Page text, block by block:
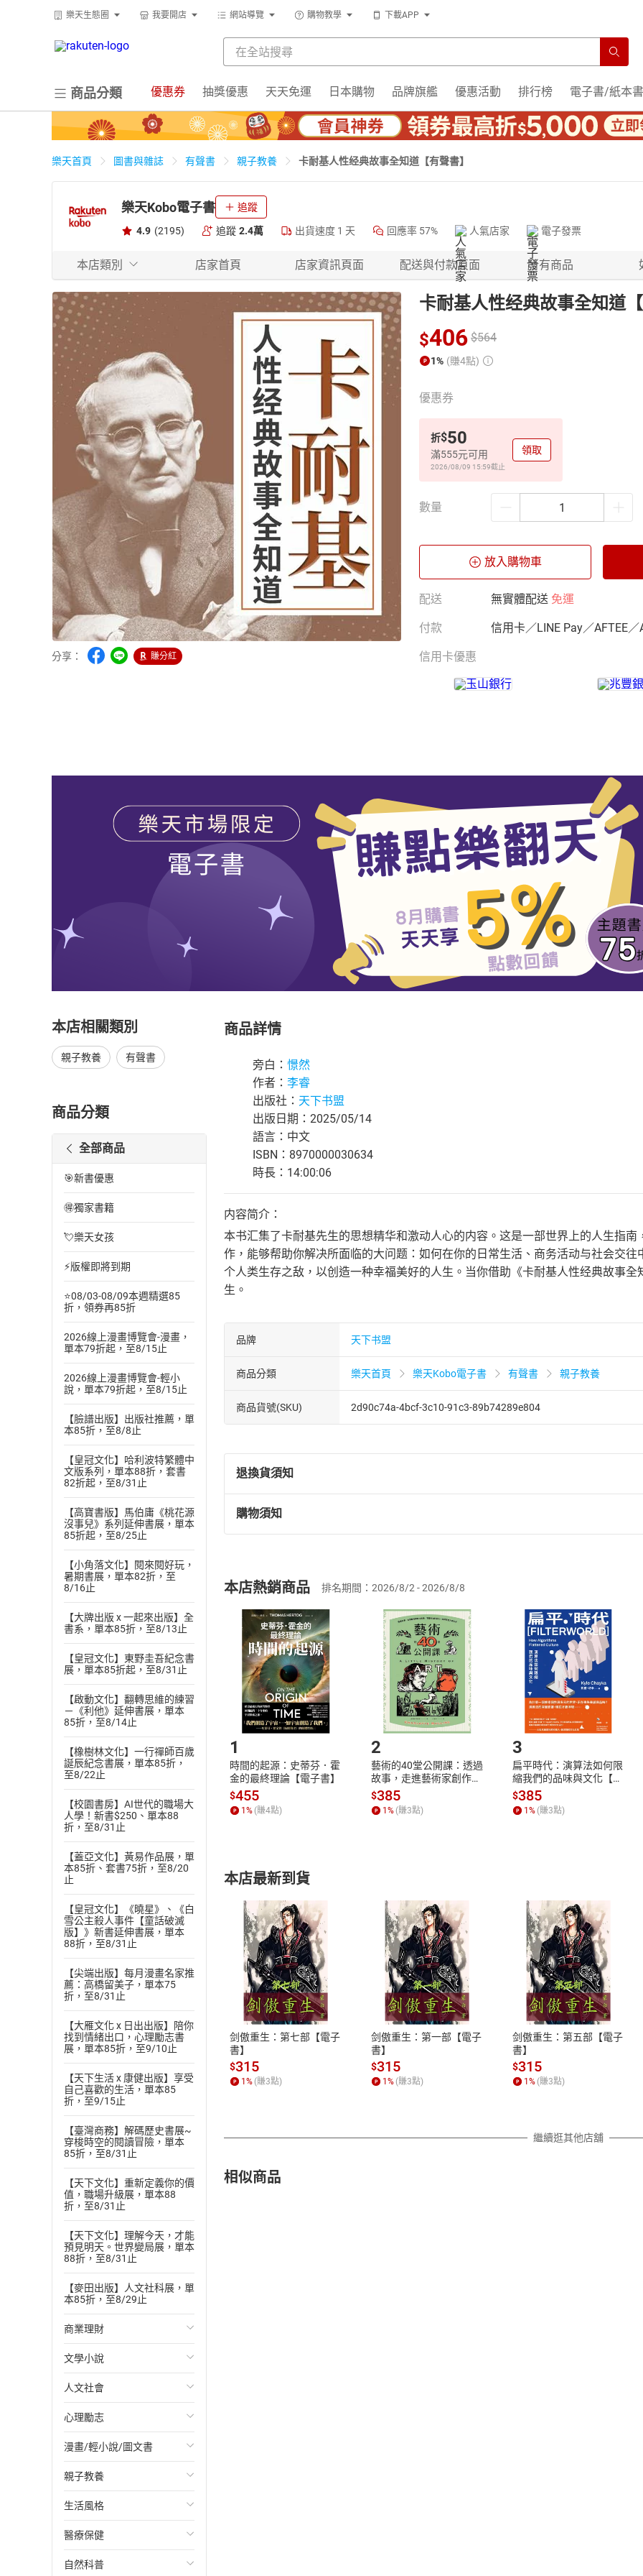
樂天生態圈 我要開店 網站導覽 購物教學 下載APP
商品分類 優惠券 抽獎優惠 天天免運 日本購物 品牌旗艦 優惠活動 排行榜 電子書/紙本書
樂天首頁 圖書與雜誌 有聲書 親子教養 卡耐基人性经典故事全知道【有聲書】
樂天Kobo電子書 追蹤
4.9 (2195) 追蹤 2.4萬 出貨速度 1 天 回應率 57% 人氣店家 電子發票
本店類別 店家首頁 店家資訊頁面 配送與付款頁面 所有商品
分享： 賺分紅
卡耐基人性经典故事全知道
$406 $564
1% (賺4點)
優惠券
折$50
滿555元可用
2026/08/09 15:59截止
領取
數量
放入購物車
配送 無實體配送 免運
付款 信用卡／LINE Pay／AFTEE／
信用卡優惠
本店相關類別
親子教養 有聲書
商品分類
全部商品
🎯新書優惠
🉐獨家書籍
💘樂天女孩
⚡版權即將到期
⭐08/03-08/09本週精選85
折，領券再85折
2026線上漫畫博覽會-漫畫，
單本79折起，至8/15止
2026線上漫畫博覽會-輕小
說，單本79折起，至8/15止
【臉譜出版】出版社推薦，單
本85折，至8/8止
【皇冠文化】哈利波特繁體中
文版系列，單本88折，套書
82折起，至8/31止
【高寶書版】馬伯庸《桃花源
沒事兒》系列延伸書展，單本
85折起，至8/25止
【小角落文化】閱來閱好玩，
暑期書展，單本82折，至
8/16止
【大牌出版 x 一起來出版】全
書系，單本85折，至8/13止
【皇冠文化】東野圭吾紀念書
展，單本85折起，至8/31止
【啟動文化】翻轉思維的練習
－《利他》延伸書展，單本
85折，至8/14止
【橡樹林文化】一行禪師百歲
誕辰紀念書展，單本85折，
至8/22止
【校園書房】AI世代的職場大
人學！新書$250、單本88
折，至8/31止
【蓋亞文化】黃易作品展，單
本85折、套書75折，至8/20
止
【皇冠文化】《曉星》、《白
雪公主殺人事件【童話破滅
版】》新書延伸書展，單本
88折，至8/31止
【尖端出版】每月漫畫名家推
薦：高橋留美子，單本75
折，至8/31止
【大雁文化 x 日出出版】陪你
找到情緒出口，心理勵志書
展，單本85折，至9/10止
【天下生活 x 康健出版】享受
自己喜歡的生活，單本85
折，至9/15止
【臺灣商務】解碼歷史書展~
穿梭時空的閱讀冒險，單本
85折，至8/31止
【天下文化】重新定義你的價
值，職場升級展，單本88
折，至8/31止
【天下文化】理解今天，才能
預見明天。世界變局展，單本
88折，至8/31止
【麥田出版】人文社科展，單
本85折，至8/29止
商業理財
投資理財
經濟/趨勢
財務/金融
管理/領導
職場工作術
成功法
行銷/廣告
傳記
文學小說
歐美文學
日本文學
韓國文學
華文文學
經典文學
成長/家庭生活小說
懸疑/推理小說
人文社會
國際關係
政治
社會科學
台灣/中國歷史
日/韓歷史
其他歷史/史學
心理勵志
心靈成長/情緒
人際關係
兩性關係
心理學
漫畫/輕小說/圖文書
輕小說
奇幻/科幻
愛情故事
職場/社會寫實
親子教養
教育現場
兒童文學/故事
兒童科普/學習
生活風格
飲食/食譜
健身/美顏
醫療保健
健康/養生
自然科普
商品詳情
旁白： 憬然
作者： 李睿
出版社： 天下书盟
出版日期：2025/05/14
語言：中文
ISBN：8970000030634
時長：14:00:06
内容简介：
本书汇集了卡耐基先生的思想精华和激动人心的内容。这是一部世界上的人生指
作，能够帮助你解决所面临的大问题：如何在你的日常生活、商务活动与社会交
个人类生存之敌，以创造一种幸福美好的人生。当你借助《卡耐基人性经典故事
生。
品牌 天下书盟
商品分類 樂天首頁 樂天Kobo電子書 有聲書 親子教養
商品貨號(SKU) 2d90c74a-4bcf-3c10-91c3-89b74289e804
退換貨須知
退換貨規定：
(一)依消費者保護法第19條第1項後段暨通訊交易解除權合理例外情事適用
(二)消費者訂購本店鋪之商品即代表知悉本店鋪所銷售之商品為電子書，
且已下載/存取電子書，不得請求退貨退款。
退貨方式：您欲取消訂單或辦理退貨時，請登入樂天市場，並於「我的訂單
貨」，本店鋪將依您的申請進行審核，待審核通過後將為您辦理退款事宜。
請注意，樂天市場須以整筆訂單為單位進行取消/退貨，恕無法以單支商品取
購物須知
挑選商品
Choose
放入購物車
Shopping cart
登入帳號
Login
購書後，如何開始使用？
Step1.選擇閱讀載具 Step2.登入
付款方式
ATM轉帳、信用卡、LINE PAY、AFTEE
退換貨規範
本店是否提供消費者保護法七日猶
之權利，遽消費者保護法及通訊交
除權合理例外情事適用準則，依商
質各有不同規定。詳細退換貨說明
照各商品說明。
本店熱銷商品 排名期間：2026/8/2 - 2026/8/8
1
時間的起源：史蒂芬．霍
金的最終理論【電子書】
$455
1% (賺4點)
2
藝術的40堂公開課：透過
故事，走進藝術家創作現
場，看藝術如何誕生、如
何形塑人類生活【電子
書】
$385
1% (賺3點)
3
扁平時代：演算法如何限
縮我們的品味與文化【電
子書】
$385
1% (賺3點)
本店最新到貨
剑傲重生：第七部【電子
書】
$315
1 % (賺3點)
剑傲重生：第一部【電子
書】
$315
1 % (賺3點)
剑傲重生：第五部【電子
書】
$315
1 % (賺3點)
繼續逛其他店舖
相似商品